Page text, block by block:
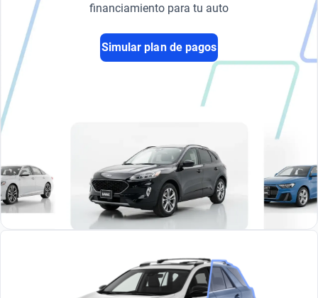
financiamiento para tu auto
Simular plan de pagos